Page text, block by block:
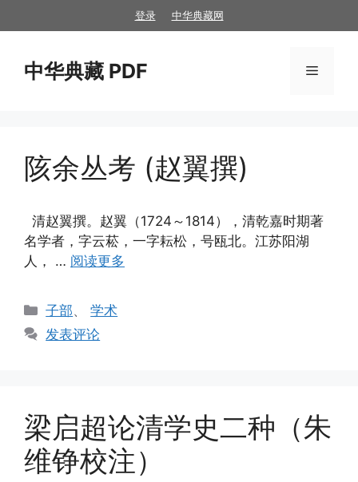
至
登录 中华典藏网
中华典藏 PDF 菜
陔余丛考 (赵翼撰)
清赵翼撰。赵翼（1724～1814），清乾嘉时期著
名学者，字云菘，一字耘松，号瓯北。江苏阳湖
人， … 阅读更多
分
类
子部、学术
发表评论
梁启超论清学史二种（朱
维铮校注）